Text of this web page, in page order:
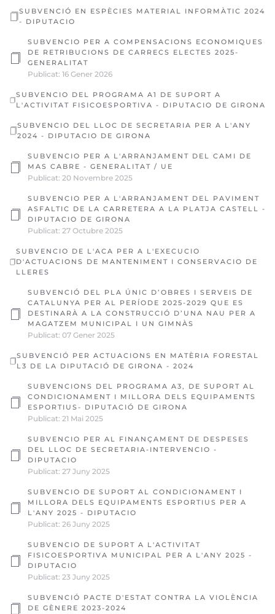
SUBVENCIÓ EN ESPÈCIES MATERIAL INFORMÀTIC 2024
- DIPUTACIO
SUBVENCIO PER A COMPENSACIONS ECONOMIQUES
DE RETRIBUCIONS DE CARRECS ELECTES 2025-
GENERALITAT
Publicat: 16 Gener 2026
SUBVENCIO DEL PROGRAMA A1 DE SUPORT A
L'ACTIVITAT FISICOESPORTIVA - DIPUTACIO DE GIRONA
SUBVENCIO DEL LLOC DE SECRETARIA PER A L'ANY
2024 - DIPUTACIO DE GIRONA
SUBVENCIO PER A L'ARRANJAMENT DEL CAMI DE
MAS CABRE - GENERALITAT / UE
Publicat: 20 Novembre 2025
SUBVENCIO PER A L'ARRANJAMENT DEL PAVIMENT
ASFALTIC DE LA CARRETERA A LA PLATJA CASTELL -
DIPUTACIO DE GIRONA
Publicat: 27 Octubre 2025
SUBVENCIO DE L'ACA PER A L'EXECUCIO
D'ACTUACIONS DE MANTENIMENT I CONSERVACIO DE
LLERES
SUBVENCIÓ DEL PLA ÚNIC D’OBRES I SERVEIS DE
CATALUNYA PER AL PERÍODE 2025-2029 QUE ES
DESTINARÀ A LA CONSTRUCCIÓ D’UNA NAU PER A
MAGATZEM MUNICIPAL I UN GIMNÀS
Publicat: 07 Gener 2025
SUBVENCIÓ PER ACTUACIONS EN MATÈRIA FORESTAL
L3 DE LA DIPUTACIÓ DE GIRONA - 2024
SUBVENCIONS DEL PROGRAMA A3, DE SUPORT AL
CONDICIONAMENT I MILLORA DELS EQUIPAMENTS
ESPORTIUS- DIPUTACIÓ DE GIRONA
Publicat: 21 Mai 2025
SUBVENCIO PER AL FINANÇAMENT DE DESPESES
DEL LLOC DE SECRETARIA-INTERVENCIO -
DIPUTACIO
Publicat: 27 Juny 2025
SUBVENCIO DE SUPORT AL CONDICIONAMENT I
MILLORA DELS EQUIPAMENTS ESPORTIUS PER A
L'ANY 2025 - DIPUTACIO
Publicat: 26 Juny 2025
SUBVENCIO DE SUPORT A L'ACTIVITAT
FISICOESPORTIVA MUNICIPAL PER A L'ANY 2025 -
DIPUTACIO
Publicat: 23 Juny 2025
SUBVENCIÓ PACTE D'ESTAT CONTRA LA VIOLÈNCIA
DE GÈNERE 2023-2024